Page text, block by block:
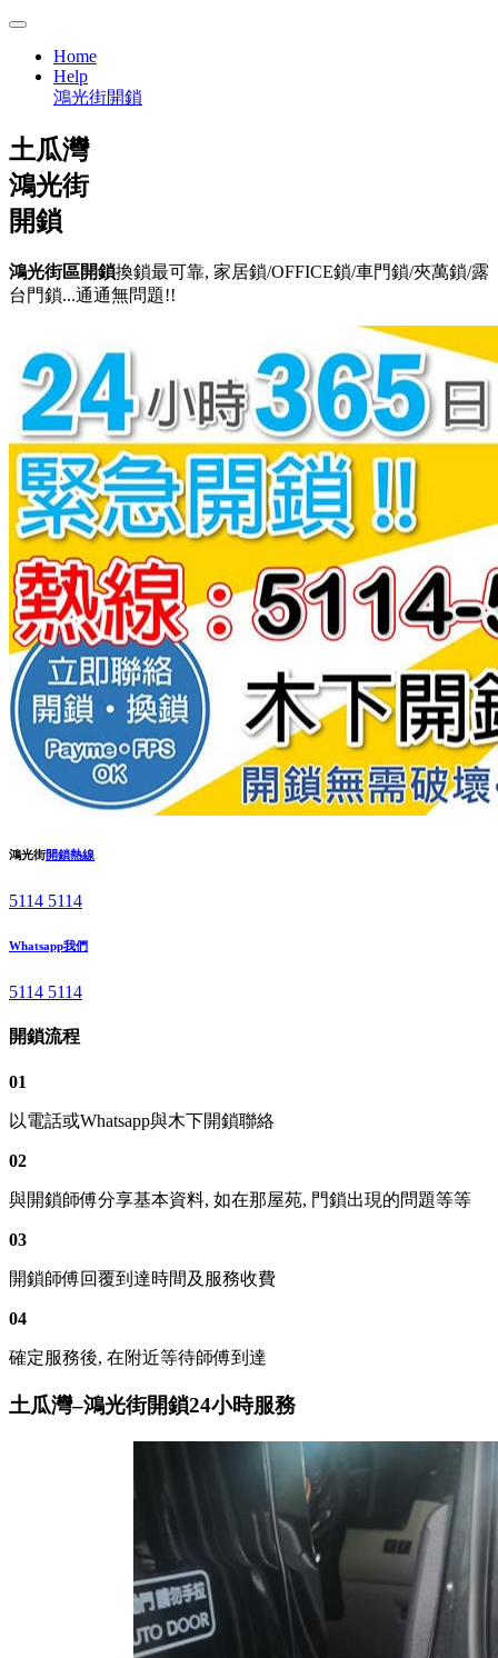
Home
Help
鴻光街開鎖
土瓜灣
鴻光街
開鎖
鴻光街區開鎖換鎖最可靠, 家居鎖/OFFICE鎖/車門鎖/夾萬鎖/露
台門鎖...通通無問題!!
鴻光街開鎖熱線
5114 5114
Whatsapp我們
5114 5114
開鎖流程
01
以電話或Whatsapp與木下開鎖聯絡
02
與開鎖師傅分享基本資料, 如在那屋苑, 門鎖出現的問題等等
03
開鎖師傅回覆到達時間及服務收費
04
確定服務後, 在附近等待師傅到達
土瓜灣–鴻光街開鎖24小時服務